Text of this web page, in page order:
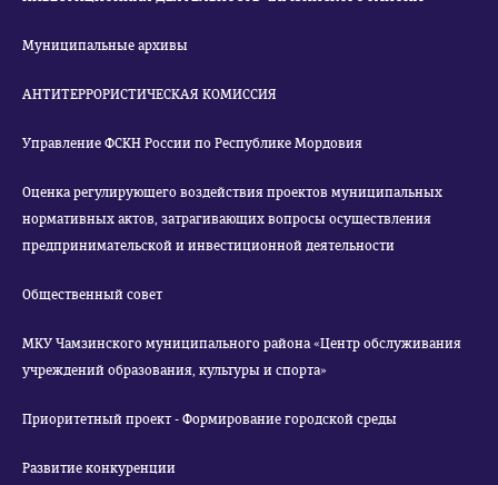
Муниципальные архивы
АНТИТЕРРОРИСТИЧЕСКАЯ КОМИССИЯ
Управление ФСКН России по Республике Мордовия
Оценка регулирующего воздействия проектов муниципальных
нормативных актов, затрагивающих вопросы осуществления
предпринимательской и инвестиционной деятельности
Общественный совет
МКУ Чамзинского муниципального района «Центр обслуживания
учреждений образования, культуры и спорта»
Приоритетный проект - Формирование городской среды
Развитие конкуренции